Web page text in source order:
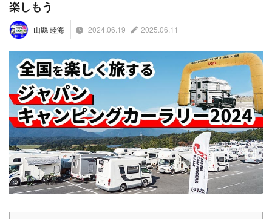
楽しもう
山縣 睦海 2024.06.19 2025.06.11